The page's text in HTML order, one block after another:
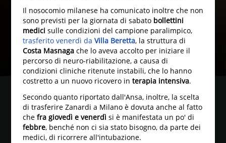
Il nosocomio milanese ha comunicato inoltre che non
sono previsti per la giornata di sabato bollettini
medici sulle condizioni del campione paralimpico,
trasferito venerdì da Villa Beretta, la struttura di
Costa Masnagache lo aveva accolto per iniziare il
percorso di neuro-riabilitazione, a causa di
condizioni cliniche ritenute instabili, che lo hanno
costretto a un nuovo ricovero in terapia intensiva.
Secondo quanto riportato dall'Ansa, inoltre, la scelta
di trasferire Zanardi a Milano è dovuta anche al fatto
chefra giovedì e venerdì si è manifestata un po' di
febbre, benché non ci sia stato bisogno, da parte dei
medici, di ricorrere all'intubazione.